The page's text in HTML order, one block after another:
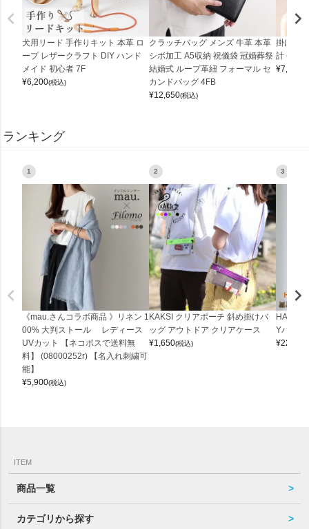
犬用リード 手作りキット 本革 ロ
ープ レザークラフト DIY ハンド
メイド 初心者 7F
¥6,200(税込)
クラッチバッグ メンズ 牛革 本革
シボ加工 A5収納 祝儀袋 冠婚葬祭
結婚式 ループ革紐 フォーマル セ
カンドバッグ 4FB
¥12,650(税込)
掛け時
計
¥7,150
ランキング
1
《mau.さんコラボ商品 》リネン 1
00% 大判ストール レディース
UVカット 【ネコポスで送料無
料】 (08000252r) 【名入れ刺繍可
能】
¥5,900(税込)
2
KAKSI クリアポーチ 斜め掛けバ
ッグ アウトドア クリアケース
¥1,650(税込)
3
Yバッグ
¥22,000
ITEM
商品一覧
カテゴリから探す